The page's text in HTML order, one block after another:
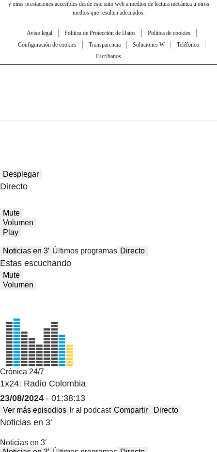
y otras prestaciones accesibles desde este sitio web a medios de lectura mecánica u otros
medios que resulten adecuados.
Aviso legal Política de Protección de Datos
Política de cookies
Configuración de cookies
Transparencia Soluciones W
Teléfonos
Escríbanos
Desplegar
Directo
Mute
Volumen
Play
Noticias en 3′ Últimos programas Directo
Estas escuchando
Mute
Volumen
Crónica 24/7
1x24: Radio Colombia
23/08/2024 - 01:38:13
Ver más episodios Ir al podcast Compartir Directo
Noticias en 3′
Noticias en 3′